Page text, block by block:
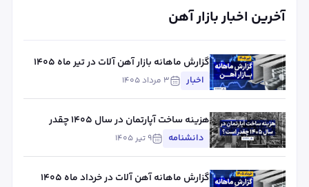
آخرین اخبار بازار آهن
گزارش ماهانه بازار آهن آلات در تیر ماه ۱۴۰۵
اخبار ۳ مرداد ۱۴۰۵
هزینه ساخت آپارتمان در سال ۱۴۰۵ چقدر
است؟
دانشنامه ۹ تیر ۱۴۰۵
گزارش ماهانه آهن آلات در خرداد ماه ۱۴۰۵